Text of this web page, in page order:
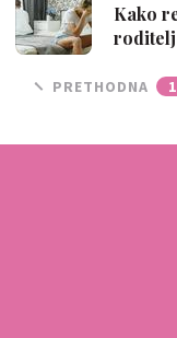
Kako
roditelj
PRETHODNA 1